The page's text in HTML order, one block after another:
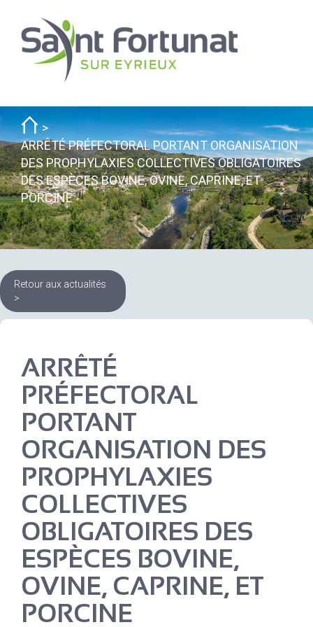
ARRÊTÉ PRÉFECTORAL PORTANT ORGANISATION
DES PROPHYLAXIES COLLECTIVES OBLIGATOIRES
DES ESPÈCES BOVINE, OVINE, CAPRINE, ET
PORCINE
Retour aux actualités
>
ARRÊTÉ
PRÉFECTORAL
PORTANT
ORGANISATION DES
PROPHYLAXIES
COLLECTIVES
OBLIGATOIRES DES
ESPÈCES BOVINE,
OVINE, CAPRINE, ET
PORCINE